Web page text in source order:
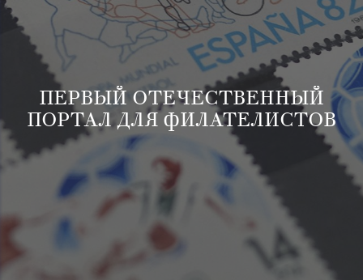
ПЕРВЫЙ ОТЕЧЕСТВЕННЫЙ
ПОРТАЛ ДЛЯ ФИЛАТЕЛИСТОВ